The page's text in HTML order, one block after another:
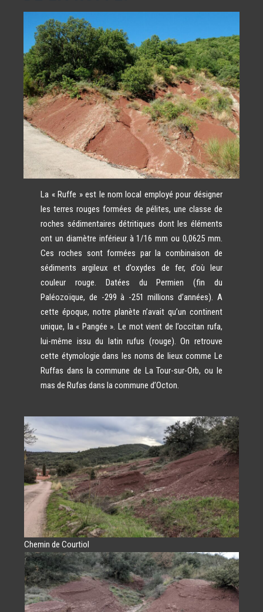
La « Ruffe » est le nom local employé pour désigner
les terres rouges formées de pélites, une classe de
roches sédimentaires détritiques dont les éléments
ont un diamètre inférieur à 1/16 mm ou 0,0625 mm.
Ces roches sont formées par la combinaison de
sédiments argileux et d’oxydes de fer, d’où leur
couleur rouge. Datées du Permien (fin du
Paléozoïque, de -299 à -251 millions d’années). A
cette époque, notre planète n’avait qu’un continent
unique, la « Pangée ». Le mot vient de l’occitan rufa,
lui-même issu du latin rufus (rouge). On retrouve
cette étymologie dans les noms de lieux comme Le
Ruffas dans la commune de La Tour-sur-Orb, ou le
mas de Rufas dans la commune d’Octon.
Chemin de Courtiol